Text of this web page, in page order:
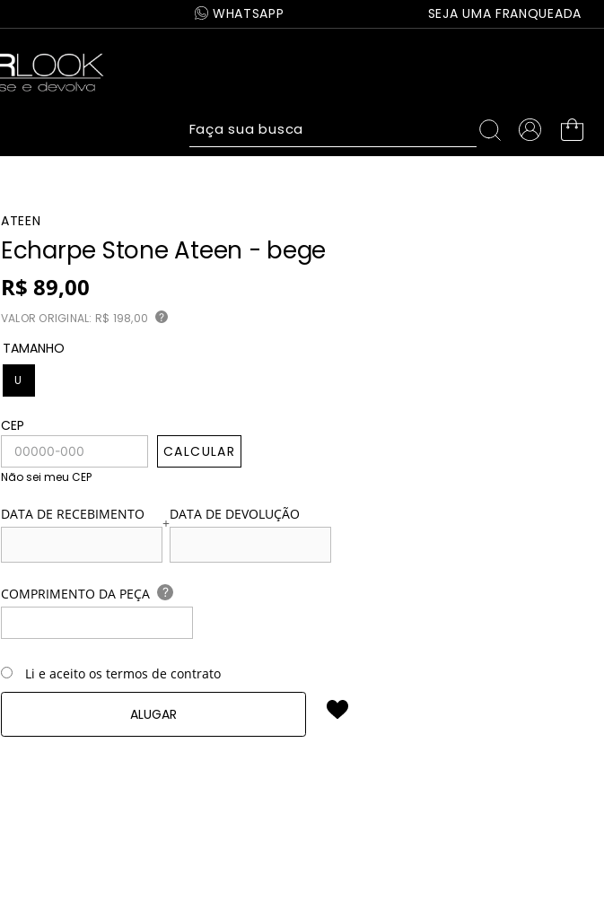
WHATSAPP SEJA UMA FRANQUEADA
Faça sua busca
ATEEN
Echarpe Stone Ateen - bege
R$ 89,00
VALOR ORIGINAL: R$ 198,00 ?
TAMANHO
U
CEP
CALCULAR
Não sei meu CEP
DATA DE RECEBIMENTO +DATA DE DEVOLUÇÃO
COMPRIMENTO DA PEÇA ?
Li e aceito os termos de contrato
ALUGAR